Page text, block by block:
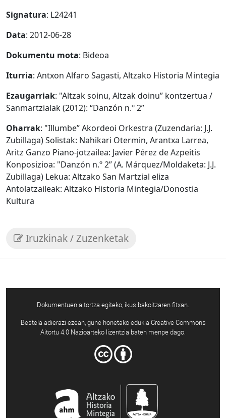
Signatura: L24241
Data: 2012-06-28
Dokumentu mota: Bideoa
Iturria: Antxon Alfaro Sagasti, Altzako Historia Mintegia
Ezaugarriak: "Altzak soinu, Altzak doinu” kontzertua /
Sanmartzialak (2012): “Danzón n.º 2”
Oharrak: "Illumbe” Akordeoi Orkestra (Zuzendaria: J.J.
Zubillaga) Solistak: Nahikari Otermin, Arantxa Larrea,
Aritz Ganzo Piano-jotzailea: Javier Pérez de Azpeitis
Konposizioa: "Danzón n.º 2” (A. Márquez/Moldaketa: J.J.
Zubillaga) Lekua: Altzako San Martzial eliza
Antolatzaileak: Altzako Historia Mintegia/Donostia
Kultura
Iruzkinak / Zuzenketak
Dokumentuen aitortza egiteko, ikus bakoitzaren fitxan.
Bestela adierazi ezean, gune honetako edukia Creative Commons
Aitortu 4.0 Nazioarteko lizentzia baten menpe dago.